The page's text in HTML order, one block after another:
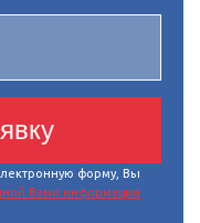
форму, Вы
Вами информации